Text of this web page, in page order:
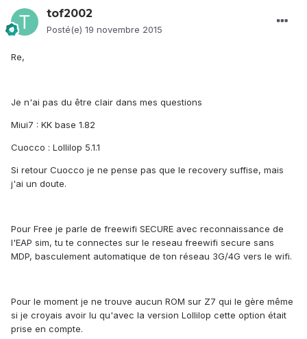
tof2002
Posté(e) 19 novembre 2015
Re,
Je n'ai pas du être clair dans mes questions
Miui7 : KK base 1.82
Cuocco : Lollilop 5.1.1
Si retour Cuocco je ne pense pas que le recovery suffise, mais
j'ai un doute.
Pour Free je parle de freewifi SECURE avec reconnaissance de
l'EAP sim, tu te connectes sur le reseau freewifi secure sans
MDP, basculement automatique de ton réseau 3G/4G vers le wifi.
Pour le moment je ne trouve aucun ROM sur Z7 qui le gère même
si je croyais avoir lu qu'avec la version Lollilop cette option était
prise en compte.